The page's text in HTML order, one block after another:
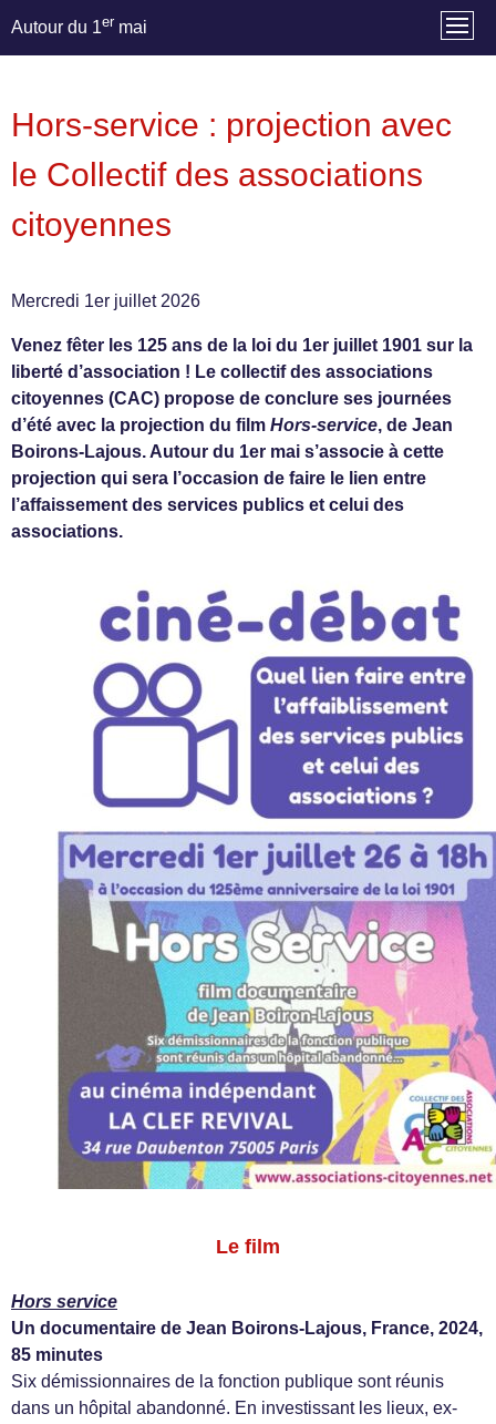
Autour du 1er mai
Hors-service : projection avec
le Collectif des associations
citoyennes
Mercredi 1er juillet 2026
Venez fêter les 125 ans de la loi du 1er juillet 1901 sur la
liberté d’association ! Le collectif des associations
citoyennes (CAC) propose de conclure ses journées
d’été avec la projection du film Hors-service, de Jean
Boirons-Lajous. Autour du 1er mai s’associe à cette
projection qui sera l’occasion de faire le lien entre
l’affaissement des services publics et celui des
associations.
Le film
Hors service
Un documentaire de Jean Boirons-Lajous, France, 2024,
85 minutes
Six démissionnaires de la fonction publique sont réunis
dans un hôpital abandonné. En investissant les lieux, ex-